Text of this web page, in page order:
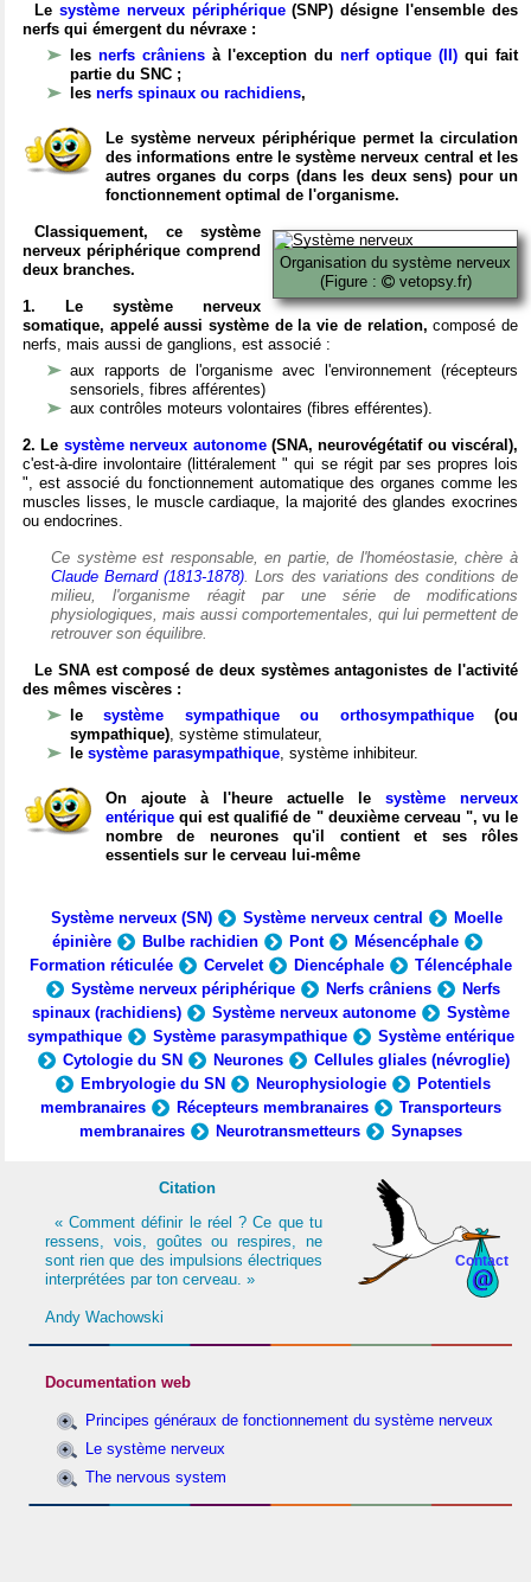
Le système nerveux périphérique(SNP) désigne l'ensemble des
nerfs qui émergent du névraxe :
les nerfs crâniens à l'exception du nerf optique (II) qui fait
partie du SNC ;
les nerfs spinaux ou rachidiens,
Le système nerveux périphérique permet la circulation
des informations entre le système nerveux central et les
autres organes du corps (dans les deux sens) pour un
fonctionnement optimal de l'organisme.
Organisation du système nerveux
(Figure :
vetopsy.fr)
Classiquement, ce système
nerveux périphérique comprend
deux branches.
1. Le système nerveux
somatique, appelé aussi système de la vie de relation, composé de
nerfs, mais aussi de ganglions, est associé :
aux rapports de l'organisme avec l'environnement (récepteurs
sensoriels, fibres afférentes)
aux contrôles moteurs volontaires (fibres efférentes).
2. Le système nerveux autonome(SNA, neurovégétatif ou viscéral),
c'est-à-dire involontaire (littéralement " qui se régit par ses propres lois
", est associé du fonctionnement automatique des organes comme les
muscles lisses, le muscle cardiaque, la majorité des glandes exocrines
ou endocrines.
Ce système est responsable, en partie, de l'homéostasie, chère à
Claude Bernard (1813-1878). Lors des variations des conditions de
milieu, l'organisme réagit par une série de modifications
physiologiques, mais aussi comportementales, qui lui permettent de
retrouver son équilibre.
Le SNA est composé de deux systèmes antagonistes de l'activité
des mêmes viscères :
lesystème sympathique ou orthosympathique(ou
sympathique), système stimulateur,
le système parasympathique, système inhibiteur.
On ajoute à l'heure actuelle le système nerveux
entérique qui est qualifié de " deuxième cerveau ", vu le
nombre de neurones qu'il contient et ses rôles
essentiels sur le cerveau lui-même
Système nerveux (SN) Système nerveux central
Moelle
épinière
Bulbe rachidien Pont
Mésencéphale
Formation réticulée
Cervelet Diencéphale
Télencéphale
Système nerveux périphérique
Nerfs crâniens
Nerfs
spinaux (rachidiens)
Système nerveux autonome
Système
sympathique
Système parasympathique
Système entérique
Cytologie du SN
Neurones
Cellules gliales (névroglie)
Embryologie du SN
Neurophysiologie
Potentiels
membranaires
Récepteurs membranaires
Transporteurs
membranaires
Neurotransmetteurs Synapses
Contact
Citation
« Comment définir le réel ? Ce que tu
ressens, vois, goûtes ou respires, ne
sont rien que des impulsions électriques
interprétées par ton cerveau. »
Andy Wachowski
Documentation web
Principes généraux de fonctionnement du système nerveux
Le système nerveux
The nervous system